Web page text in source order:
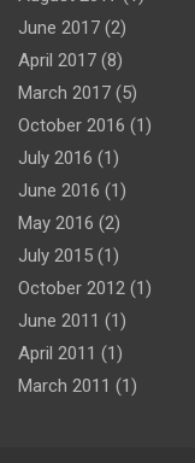
June 2017 (2)
April 2017 (8)
March 2017 (5)
October 2016 (1)
July 2016 (1)
June 2016 (1)
May 2016 (2)
July 2015 (1)
October 2012 (1)
June 2011 (1)
April 2011 (1)
March 2011 (1)